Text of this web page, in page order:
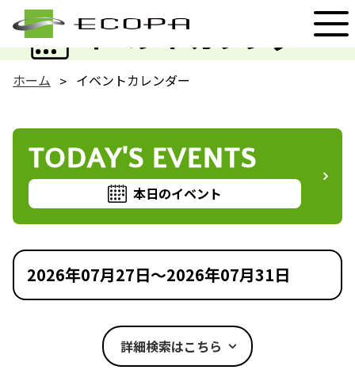
イベントカレンダー
EVENT
ホーム イベントカレンダー
TODAY'S EVENTS
本日のイベント
2026年07月27日～2026年07月31日
詳細検索はこちら